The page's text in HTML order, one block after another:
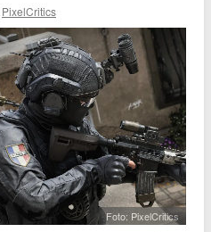
PixelCritics
Foto: PixelCritics